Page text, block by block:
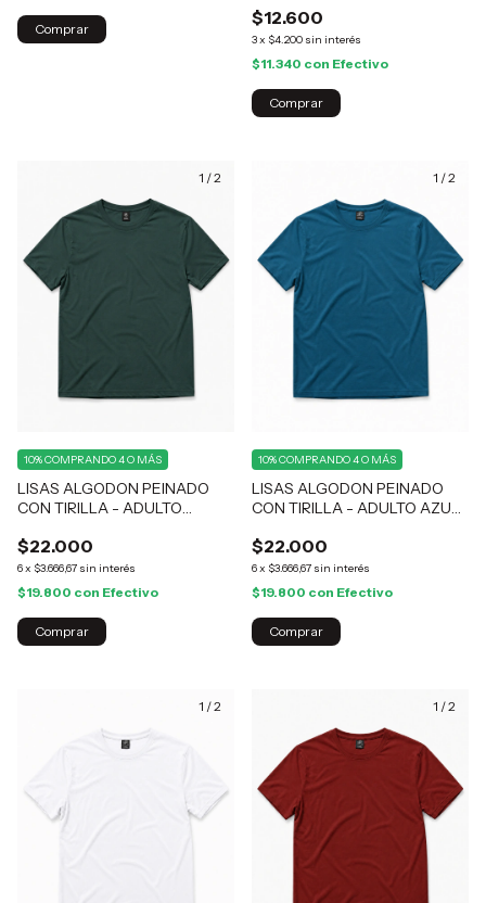
Comprar
$12.600
3x $4.200 sin interés
$11.340 con Efectivo
Comprar
1 /2
LISAS ALGODON PEINADO
CON TIRILLA - ADULTO
$22.000
6x $3.666,67 sin interés
10%COMPRANDO 4 O MÁS
$19.800 con Efectivo
Comprar
1 /2
LISAS ALGODON PEINADO
CON TIRILLA - ADULTO AZUL
$22.000
6x $3.666,67 sin interés
10%COMPRANDO 4 O MÁS
$19.800 con Efectivo
Comprar
1 /2 1 /2